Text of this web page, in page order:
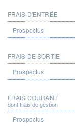
PROSPECTUS
FRAIS D'ENTRÉE
FRAIS DE SORTIE
FRAIS COURANT
dont frais de gestion